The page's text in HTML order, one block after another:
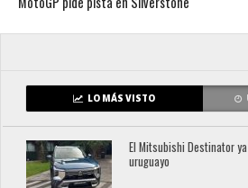
LO MÁS VISTO
El Mitsubishi Destinator
uruguayo